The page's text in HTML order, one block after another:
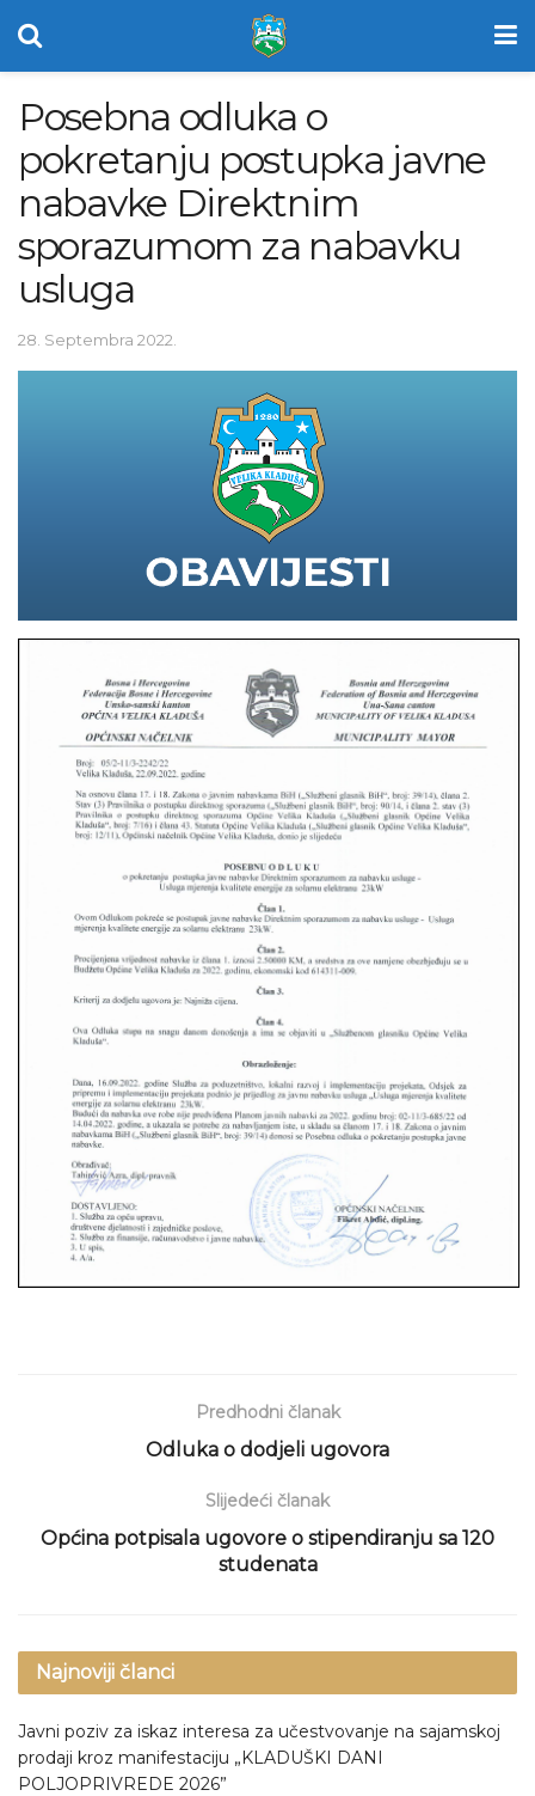
Posebna odluka o
pokretanju postupka javne
nabavke Direktnim
sporazumom za nabavku
usluga
28. Septembra 2022.
Predhodni članak
Odluka o dodjeli ugovora
Slijedeći članak
Općina potpisala ugovore o stipendiranju sa 120
studenata
Najnoviji članci
Javni poziv za iskaz interesa za učestvovanje na sajamskoj
prodaji kroz manifestaciju „KLADUŠKI DANI
POLJOPRIVREDE 2026”